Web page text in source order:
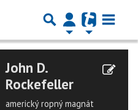
John D.
Rockefeller
americký ropný magnát